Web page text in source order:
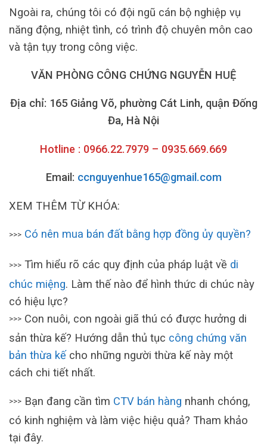
Ngoài ra, chúng tôi có đội ngũ cán bộ nghiệp vụ
năng động, nhiệt tình, có trình độ chuyên môn cao
và tận tụy trong công việc.
VĂN PHÒNG CÔNG CHỨNG NGUYỄN HUỆ
Địa chỉ: 165 Giảng Võ, phường Cát Linh, quận Đống
Đa, Hà Nội
Hotline : 0966.22.7979 – 0935.669.669
Email: ccnguyenhue165@gmail.com
XEM THÊM TỪ KHÓA:
>>> Có nên mua bán đất bằng hợp đồng ủy quyền?
>>> Tìm hiểu rõ các quy định của pháp luật về di
chúc miệng. Làm thế nào để hình thức di chúc này
có hiệu lực?
>>> Con nuôi, con ngoài giã thú có được hưởng di
sản thừa kế? Hướng dẫn thủ tục công chứng văn
bản thừa kế cho những người thừa kế này một
cách chi tiết nhất.
>>> Bạn đang cần tìm CTV bán hàng nhanh chóng,
có kinh nghiệm và làm việc hiệu quả? Tham khảo
tại đây.